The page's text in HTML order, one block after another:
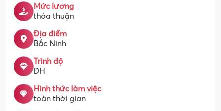
Mức lương
thỏa thuận
Địa điểm
Bắc Ninh
Trình độ
ĐH
Hình thức làm việc
toàn thời gian